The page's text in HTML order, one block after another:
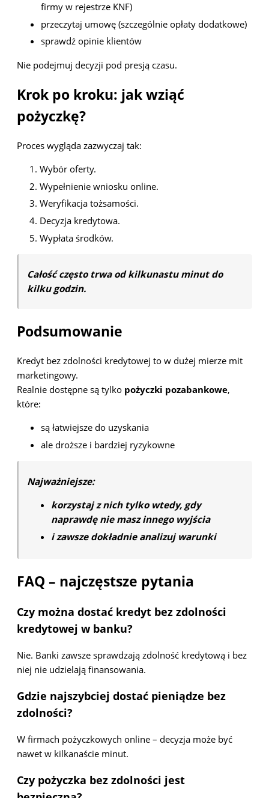
firmy w rejestrze KNF)
przeczytaj umowę (szczególnie opłaty dodatkowe)
sprawdź opinie klientów
Nie podejmuj decyzji pod presją czasu.
Krok po kroku: jak wziąć
pożyczkę?
Proces wygląda zazwyczaj tak:
Wybór oferty.
Wypełnienie wniosku online.
Weryfikacja tożsamości.
Decyzja kredytowa.
Wypłata środków.
Całość często trwa od kilkunastu minut do
kilku godzin.
Podsumowanie
Kredyt bez zdolności kredytowej to w dużej mierze mit
marketingowy.
Realnie dostępne są tylko pożyczki pozabankowe,
które:
są łatwiejsze do uzyskania
ale droższe i bardziej ryzykowne
Najważniejsze:
korzystaj z nich tylko wtedy, gdy
naprawdę nie masz innego wyjścia
i zawsze dokładnie analizuj warunki
FAQ – najczęstsze pytania
Czy można dostać kredyt bez zdolności
kredytowej w banku?
Nie. Banki zawsze sprawdzają zdolność kredytową i bez
niej nie udzielają finansowania.
Gdzie najszybciej dostać pieniądze bez
zdolności?
W firmach pożyczkowych online – decyzja może być
nawet w kilkanaście minut.
Czy pożyczka bez zdolności jest